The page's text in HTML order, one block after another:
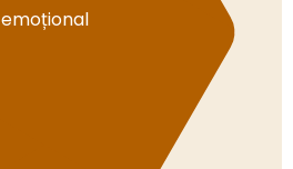
emoțional